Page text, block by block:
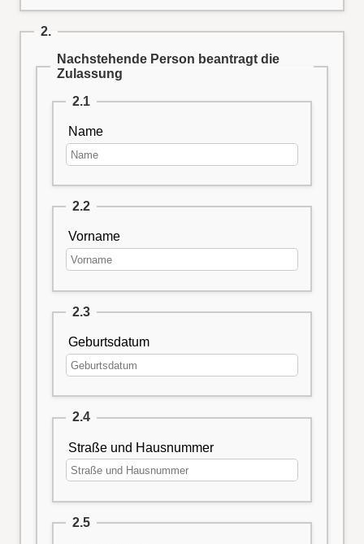
2.
Nachstehende Person beantragt die
Zulassung
2.1
Name
2.2
Vorname
2.3
Geburtsdatum
2.4
Straße und Hausnummer
2.5